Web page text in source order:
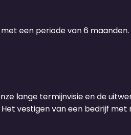
een periode van 6
lange termijnvisie en de
vestigen van een bedrijf